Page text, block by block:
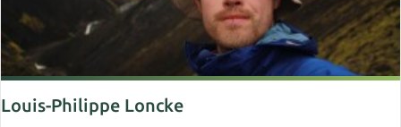
Louis-Philippe Loncke